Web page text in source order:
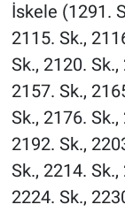
İskele (1291.
2115. Sk.,
Sk., 2120.
2157. Sk.,
Sk., 2176.
2192. Sk.,
Sk., 2214.
2224. Sk.,